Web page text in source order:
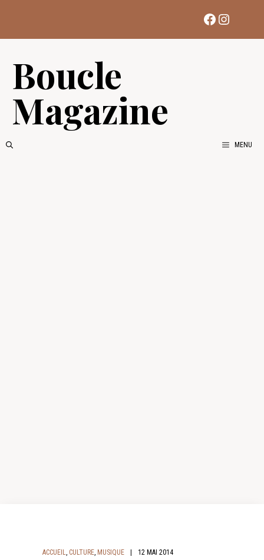
contenu
Facebook
Boucle
Magazine
MENU
ACCUEIL, CULTURE, MUSIQUE 12 MAI 2014